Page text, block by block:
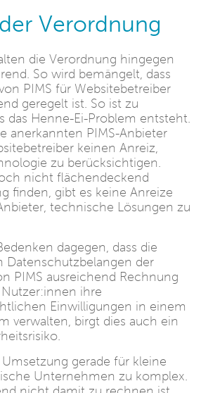
Verordnung
die Verordnung hingegen
So wird bemängelt, dass
PIMS für Websitebetreiber
geregelt ist. So ist zu
das Henne-Ei-Problem entsteht.
anerkannten PIMS-Anbieter
keinen Anreiz,
zu berücksichtigen.
nicht flächendeckend
finden, gibt es keine Anreize
technische Lösungen zu
dagegen, dass die
Datenschutzbelangen der
PIMS ausreichend Rechnung
ihre
Einwilligungen in einem
verwalten, birgt dies auch ein
gerade für kleine
Unternehmen zu komplex.